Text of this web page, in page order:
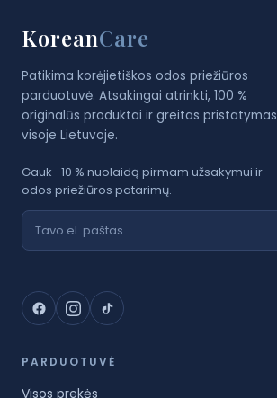
KoreanCare
Patikima korėjietiškos odos priežiūros
parduotuvė. Atsakingai atrinkti, 100 %
originalūs produktai ir greitas pristatymas
visoje Lietuvoje.
Gauk −10 % nuolaidą pirmam užsakymui ir
odos priežiūros patarimų.
PARDUOTUVĖ
Visos prekės